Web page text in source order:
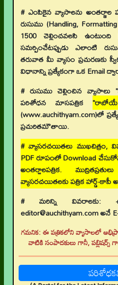
# ఎంపికైన వ్యాసాలను అంతర్జాల
రుసుము (Handling,
1500 చెల్లించవలసి ఉంటుంది
సమర్పించేటప్పుడు ఎలాంటి
తరువాత మీ వ్యాసం ప్రచురణకు
విధానాన్ని ప్రత్యేకంగా ఒక Email
# రుసుము చెల్లించిన వ్యాసాలు
పరిశోధన మాసపత్రిక
(www.auchithyam.com)లో
ప్రచురితమౌతాయి.
# వ్యాసరచయితలు ముఖచిత్రం,
PDF రూపంలో Download
అంతర్జాలపత్రిక.
వ్యాసరచయితలకు పత్రిక హార్డ్-
# మరిన్ని వివరాలకు:
editor@auchithyam.com అనే
గమనిక: ఈ పత్రికలోని వ్యాసాలలో
వాటికి సంపాదకులు గానీ,
👉 నవతరం పరిశోధనలు
👉 Current Issue
👉 Call for Papers
👉 Author Guidelines